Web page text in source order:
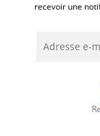
recevoir une
e-